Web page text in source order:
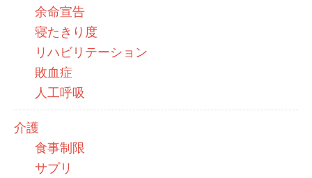
余命宣告
寝たきり度
リハビリテーション
敗血症
人工呼吸
介護
食事制限
サプリ